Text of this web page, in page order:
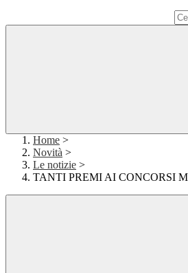
Home >
Novità >
Le notizie >
TANTI PREMI AI CONCORSI